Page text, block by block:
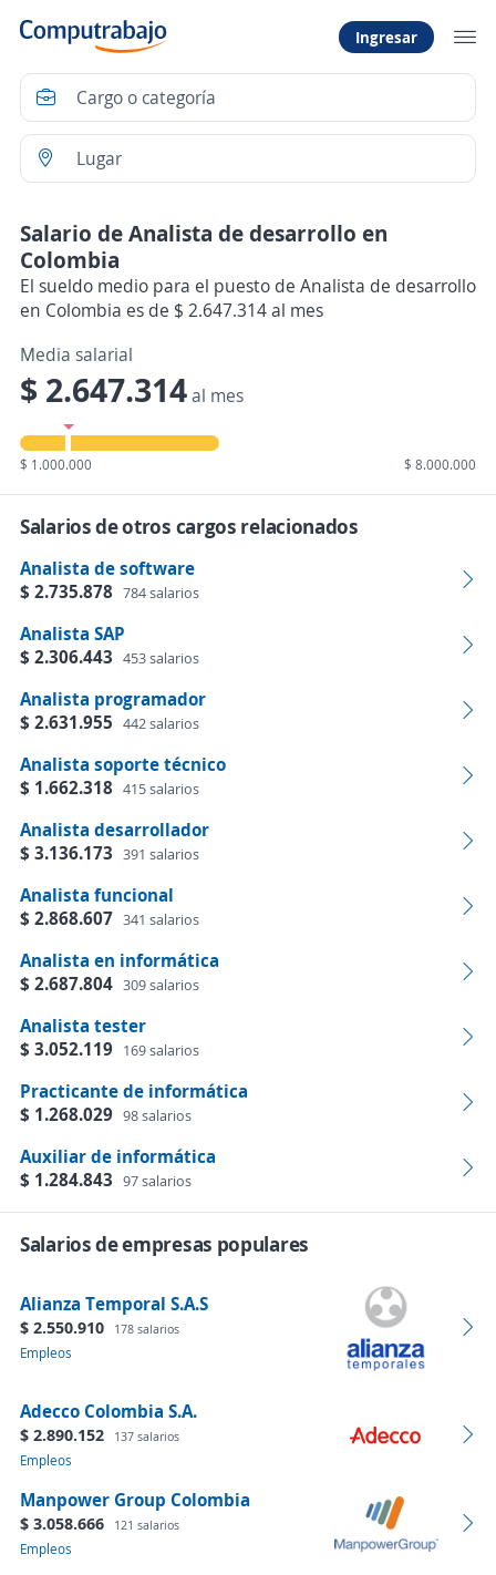
Ingresar
Salario de Analista de desarrollo en
Colombia
El sueldo medio para el puesto de Analista de desarrollo
en Colombia es de $ 2.647.314 al mes
Media salarial
$ 2.647.314al mes
$ 1.000.000 $ 8.000.000
Salarios de otros cargos relacionados
Analista de software
$ 2.735.878 784 salarios
Analista SAP
$ 2.306.443 453 salarios
Analista programador
$ 2.631.955 442 salarios
Analista soporte técnico
$ 1.662.318 415 salarios
Analista desarrollador
$ 3.136.173 391 salarios
Analista funcional
$ 2.868.607 341 salarios
Analista en informática
$ 2.687.804 309 salarios
Analista tester
$ 3.052.119 169 salarios
Practicante de informática
$ 1.268.029 98 salarios
Auxiliar de informática
$ 1.284.843 97 salarios
Salarios de empresas populares
Alianza Temporal S.A.S
$ 2.550.910 178 salarios
Empleos
Adecco Colombia S.A.
$ 2.890.152 137 salarios
Empleos
Manpower Group Colombia
$ 3.058.666 121 salarios
Empleos